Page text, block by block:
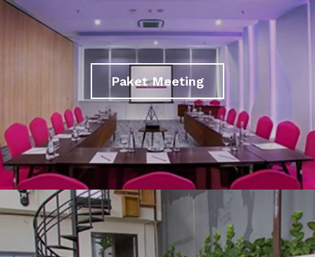
Paket Meeting